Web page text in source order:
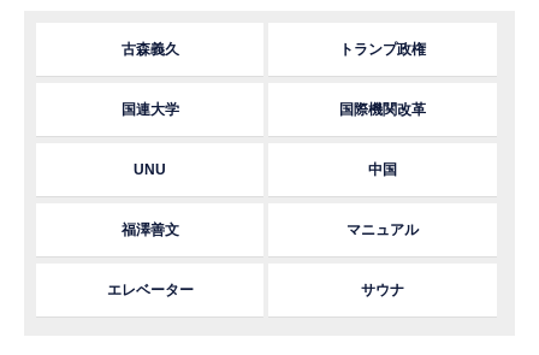
古森義久 トランプ政権
国連大学 国際機関改革
UNU 中国
福澤善文 マニュアル
エレベーター サウナ